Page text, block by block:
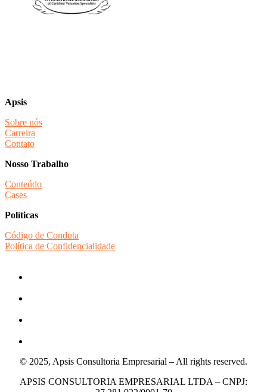
Apsis
Sobre nós
Carreira
Contato
Nosso Trabalho
Conteúdo
Cases
Políticas
Código de Conduta
Política de Confidencialidade
© 2025, Apsis Consultoria Empresarial – All rights reserved.
APSIS CONSULTORIA EMPRESARIAL LTDA – CNPJ: